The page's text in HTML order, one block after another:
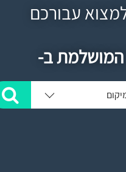
עבורכם
ב-